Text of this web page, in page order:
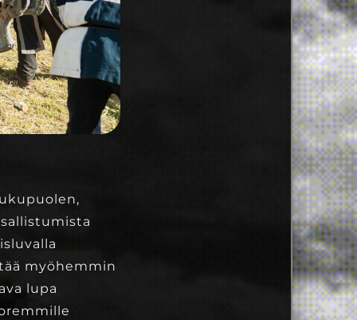
myöhemmin
lupa